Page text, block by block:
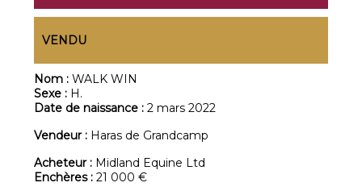
VENDU
Nom :WALK WIN
Sexe : H.
Date de naissance :2 mars 2022
Vendeur : Haras de Grandcamp
Acheteur : Midland Equine Ltd
Enchères :21 000 €